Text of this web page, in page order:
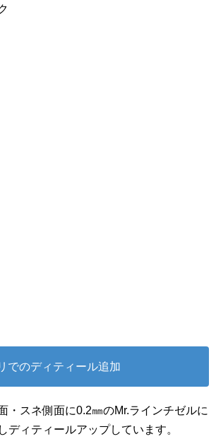
でのディティール追加
・スネ側面に0.2㎜のMr.ラインチゼルに
ディティールアップしています。